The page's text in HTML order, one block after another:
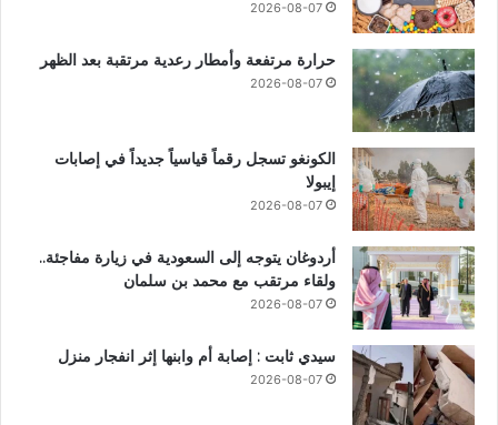
2026-08-07
حرارة مرتفعة وأمطار رعدية مرتقبة بعد الظهر
2026-08-07
الكونغو تسجل رقماً قياسياً جديداً في إصابات
إيبولا
2026-08-07
أردوغان يتوجه إلى السعودية في زيارة مفاجئة..
ولقاء مرتقب مع محمد بن سلمان
2026-08-07
سيدي ثابت : إصابة أم وابنها إثر انفجار منزل
2026-08-07